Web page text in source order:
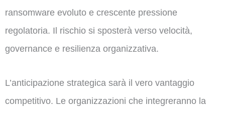
ransomware evoluto e crescente pressione
regolatoria. Il rischio si sposterà verso velocità,
governance e resilienza organizzativa.
L’anticipazione strategica sarà il vero vantaggio
competitivo. Le organizzazioni che integreranno la